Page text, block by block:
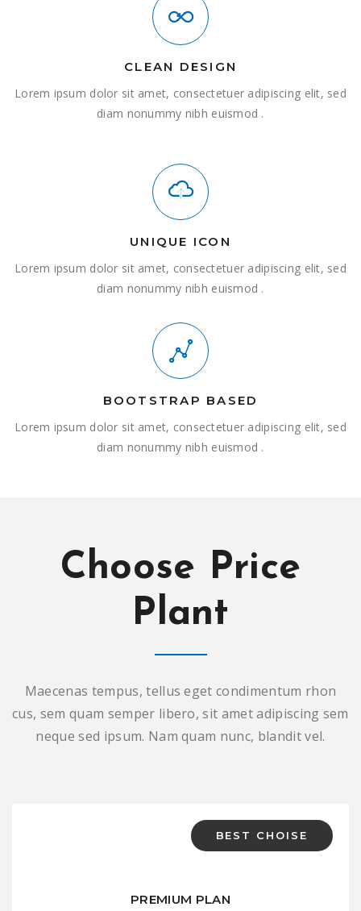
CLEAN DESIGN
Lorem ipsum dolor sit amet, consectetuer adipiscing elit, sed
diam nonummy nibh euismod .
UNIQUE ICON
Lorem ipsum dolor sit amet, consectetuer adipiscing elit, sed
diam nonummy nibh euismod .
BOOTSTRAP BASED
Lorem ipsum dolor sit amet, consectetuer adipiscing elit, sed
diam nonummy nibh euismod .
Choose Price
Plant
Maecenas tempus, tellus eget condimentum rhon
cus, sem quam semper libero, sit amet adipiscing sem
neque sed ipsum. Nam quam nunc, blandit vel.
BEST CHOISE
PREMIUM PLAN